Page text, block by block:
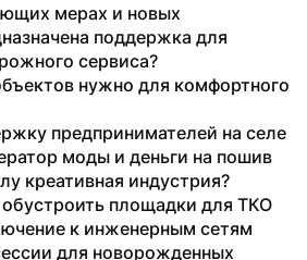
мерах и новых
поддержка для
сервиса?
нужно для комфортного
предпринимателей на селе
моды и деньги на пошив
креативная индустрия?
площадки для ТКО
к инженерным сетям
для новорожденных